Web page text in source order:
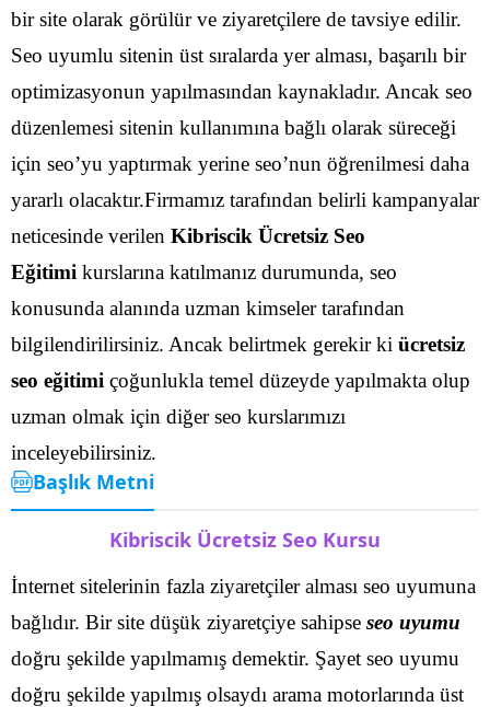
bir site olarak görülür ve ziyaretçilere de tavsiye edilir.
Seo uyumlu sitenin üst sıralarda yer alması, başarılı bir
optimizasyonun yapılmasından kaynakladır. Ancak seo
düzenlemesi sitenin kullanımına bağlı olarak süreceği
için seo’yu yaptırmak yerine seo’nun öğrenilmesi daha
yararlı olacaktır.Firmamız tarafından belirli kampanyalar
neticesinde verilen Kibriscik Ücretsiz Seo
Eğitimi kurslarına katılmanız durumunda, seo
konusunda alanında uzman kimseler tarafından
bilgilendirilirsiniz. Ancak belirtmek gerekir ki ücretsiz
seo eğitimi çoğunlukla temel düzeyde yapılmakta olup
uzman olmak için diğer seo kurslarımızı
inceleyebilirsiniz.
Başlık Metni
Kibriscik Ücretsiz Seo Kursu
İnternet sitelerinin fazla ziyaretçiler alması seo uyumuna
bağlıdır. Bir site düşük ziyaretçiye sahipse seo uyumu
doğru şekilde yapılmamış demektir. Şayet seo uyumu
doğru şekilde yapılmış olsaydı arama motorlarında üst